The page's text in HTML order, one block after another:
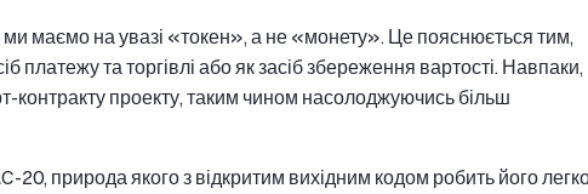
ми маємо на увазі «токен», а не «монету». Це пояснюється тим,
платежу та торгівлі або як засіб збереження вартості. Навпаки,
контракту проекту, таким чином насолоджуючись більш
природа якого з відкритим вихідним кодом робить його